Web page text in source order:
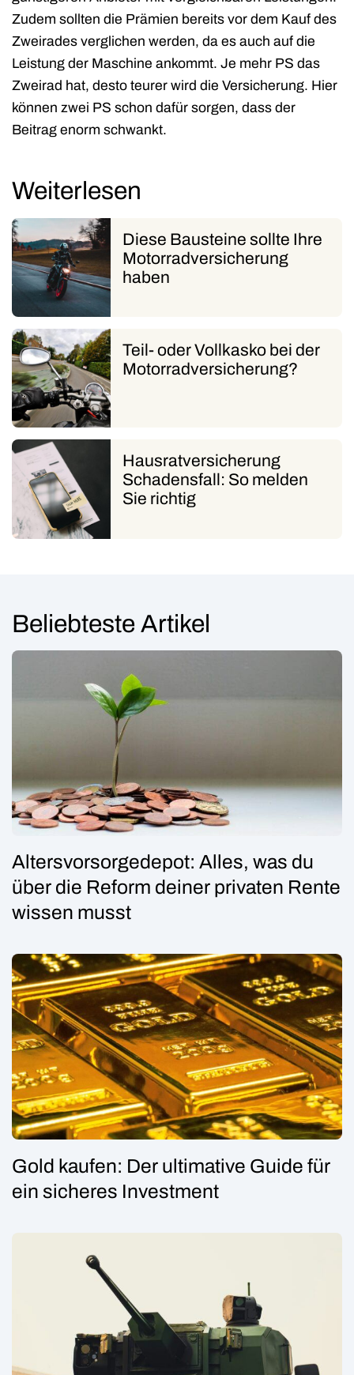
Zudem sollten die Prämien bereits vor dem Kauf des
Zweirades verglichen werden, da es auch auf die
Leistung der Maschine ankommt. Je mehr PS das
Zweirad hat, desto teurer wird die Versicherung. Hier
können zwei PS schon dafür sorgen, dass der
Beitrag enorm schwankt.
Weiterlesen
Diese Bausteine sollte Ihre
Motorradversicherung
haben
Teil- oder Vollkasko bei der
Motorradversicherung?
Hausratversicherung
Schadensfall: So melden
Sie richtig
Beliebteste Artikel
Altersvorsorgedepot: Alles, was du
über die Reform deiner privaten Rente
wissen musst
Gold kaufen: Der ultimative Guide für
ein sicheres Investment